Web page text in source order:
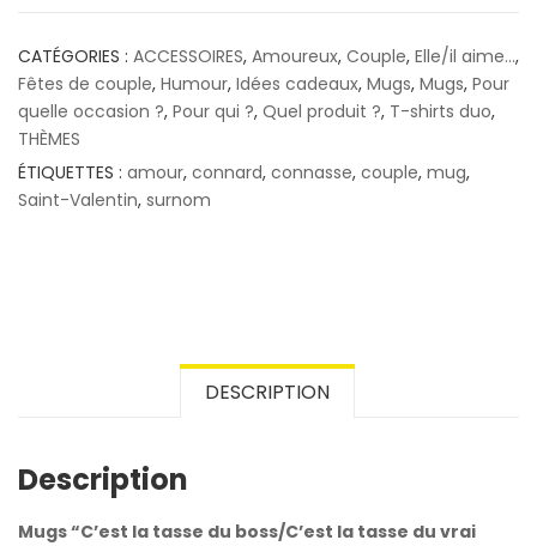
CATÉGORIES : ACCESSOIRES, Amoureux, Couple, Elle/il aime...,
Fêtes de couple, Humour, Idées cadeaux, Mugs, Mugs, Pour
quelle occasion ?, Pour qui ?, Quel produit ?, T-shirts duo,
THÈMES
ÉTIQUETTES : amour, connard, connasse, couple, mug,
Saint-Valentin, surnom
DESCRIPTION
Description
Mugs “C’est la tasse du boss/C’est la tasse du vrai